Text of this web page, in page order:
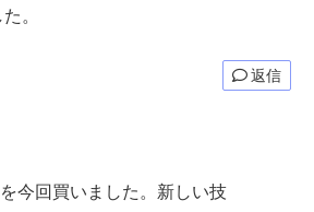
。
返信
今回買いました。新しい技